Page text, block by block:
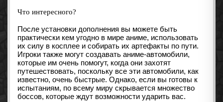
Что интересного?
После установки дополнения вы можете быть
практически кем угодно в мире аниме, использовать
их силу в косплее и собирать их артефакты по пути.
Игроки также могут создавать аниме-автомобили,
которые им очень помогут, когда они захотят
путешествовать, поскольку все эти автомобили, как
известно, очень быстрые. Однако, если вы готовы к
испытаниям, по всему миру скрывается множество
боссов, которые ждут возможности ударить вас.